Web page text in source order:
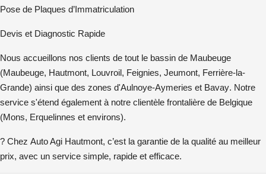
Pose de Plaques d’Immatriculation
Devis et Diagnostic Rapide
Nous accueillons nos clients de tout le bassin de Maubeuge
(Maubeuge, Hautmont, Louvroil, Feignies, Jeumont, Ferrière-la-
Grande) ainsi que des zones d'Aulnoye-Aymeries et Bavay. Notre
service s'étend également à notre clientèle frontalière de Belgique
(Mons, Erquelinnes et environs).
? Chez Auto Agi Hautmont, c’est la garantie de la qualité au meilleur
prix, avec un service simple, rapide et efficace.